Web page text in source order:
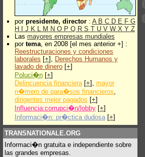
por presidente, director : A B C D E F G
H
J K L M N O P Q R S T U V W X Y Z
Las mayores empresas mundiales
por tema, en 2008 [el mes anterior +] :
Reestructuraciones y condiciones
laborales [+], Derechos Humanos y
lavado de dinero [+]
Poluci�n [+]
Delincuencia financiera[+], mayor
n�mero de para�sos financieros,
dirigentes mejor pagados [+]
Influencia:corrupci�n/lobby [+]
Informaci�n: pr�ctica dudosa [+]
TRANSNATIONALE.ORG
Informaci�n gratuita e independiente sobre
las grandes empresas.